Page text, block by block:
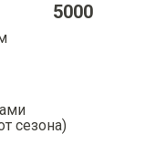
5000
сезона)